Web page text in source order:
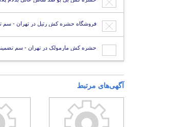
فروشگاه حشره کش رتیل در تهران - سم
حشره کش مارمولک در تهران - سم
آگهی‌های مرتبط